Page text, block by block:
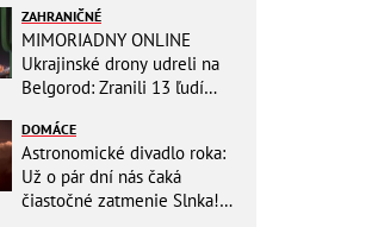
ZAHRANIČNÉ
MIMORIADNY ONLINE
Ukrajinské drony udreli na
Belgorod: Zranili 13 ľudí
pokračujú
DOMÁCE
Astronomické divadlo roka:
Už o pár dní nás čaká
čiastočné zatmenie Slnka!